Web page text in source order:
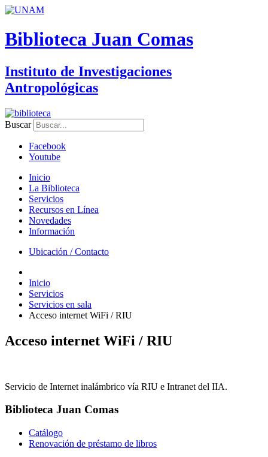
Biblioteca Juan Comas
Instituto de Investigaciones
Antropológicas
Buscar
Facebook
Youtube
Inicio
La Biblioteca
Servicios
Recursos en Línea
Novedades
Información
Ubicación / Contacto
Inicio
Servicios
Servicios en sala
Acceso internet WiFi / RIU
Acceso internet WiFi / RIU
Servicio de Internet inalámbrico vía RIU e Intranet del IIA.
Biblioteca Juan Comas
Catálogo
Renovación de préstamo de libros